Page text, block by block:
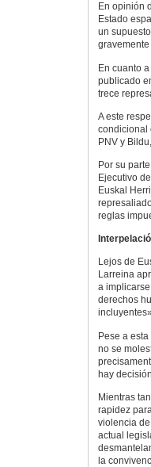
En opinión
Estado
un
En cuanto
publicado
trece
A este
condicional
PNV y
Por su
Ejecutivo
Euskal
reglas
Lejos de
Larreina
a
derechos
Pese a
no se
hay
Mientras
rapidez
violencia
actual
la